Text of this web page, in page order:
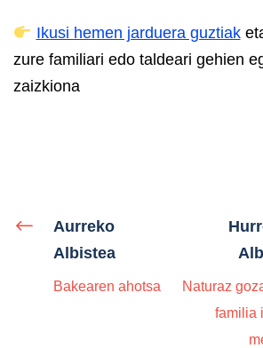
Ikusi hemen jarduera guztiak
zure familiari edo taldeari gehien
zaizkiona
Aurreko
Albistea
Bakearen ahotsa
Naturaz
familia